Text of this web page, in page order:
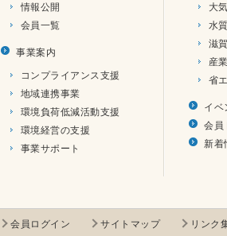
情報公開
会員一覧
事業案内
コンプライアンス支援
地域連携事業
環境負荷低減活動支援
環境経営の支援
事業サポート
大気
水質
滋
産
省
イベ
会員
新着
会員ログイン サイトマップ リンク